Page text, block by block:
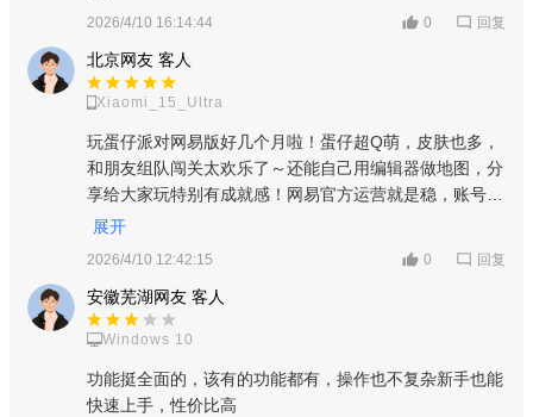
社交与养成：支持好友联机组队、语音互动，可加入家族交
流；包含蛋仔天赋强化、艾比培养等轻度养成玩法，兼顾社交与
2026/4/10 16:14:44 0 回复
北京网友 客人
Xiaomi_15_Ultra
玩蛋仔派对网易版好几个月啦！蛋仔超Q萌，皮肤也多，
和朋友组队闯关太欢乐了～还能自己用编辑器做地图，分
享给大家玩特别有成就感！网易官方运营就是稳，账号安
全不用担心，更新也及时，每天上线都有新东西，五星好
展开
2026/4/10 12:42:15 0 回复
安徽芜湖网友 客人
Windows 10
功能挺全面的，该有的功能都有，操作也不复杂新手也能
快速上手，性价比高